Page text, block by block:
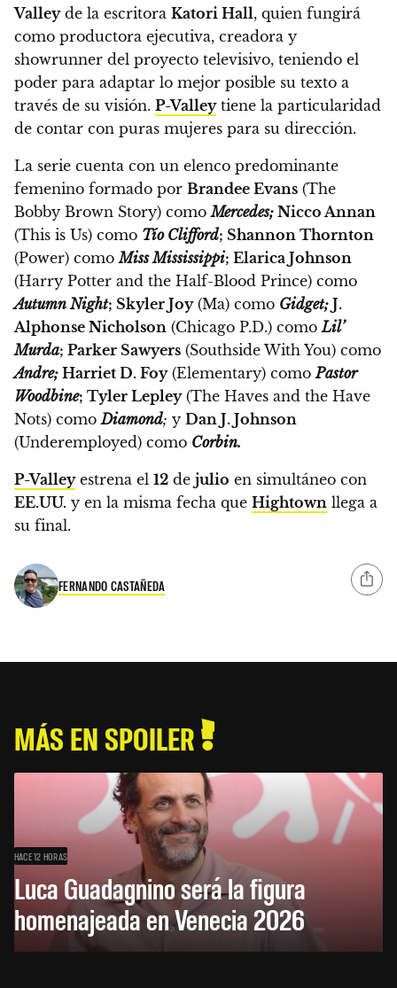
Valleyde la escritora Katori Hall, quien fungirá
como productora ejecutiva, creadora y
showrunner del proyecto televisivo, teniendo el
poder para adaptar lo mejor posible su texto a
través de su visión. P-Valleytiene la particularidad
de contar con puras mujeres para su dirección.
La serie cuenta con un elenco predominante
femenino formado por Brandee Evans (The
Bobby Brown Story) comoMercedes; Nicco Annan
(This is Us) como Tío Clifford; Shannon Thornton
(Power) comoMiss Mississippi; Elarica Johnson
(Harry Potter and the Half-Blood Prince) como
Autumn Night; Skyler Joy(Ma) como Gidget; J.
Alphonse Nicholson (Chicago P.D.) como Lil’
Murda; Parker Sawyers (Southside With You) como
Andre; Harriet D. Foy(Elementary) como Pastor
Woodbine; Tyler Lepley(The Haves and the Have
Nots) comoDiamond; y Dan J. Johnson
(Underemployed) como Corbin.
P-Valleyestrena el 12 de julio en simultáneo con
EE.UU. y en la misma fecha que Hightown llega a
su final.
FERNANDO CASTAÑEDA
MÁS EN SPOILER
HACE 12 HORAS
Luca Guadagnino será la figura
homenajeada en Venecia 2026